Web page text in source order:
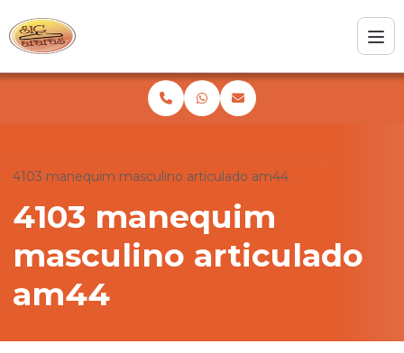
4103 manequim masculino articulado am44
4103 manequim
masculino articulado
am44